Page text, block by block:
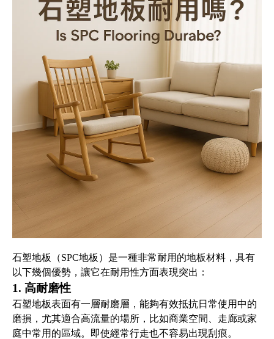
石塑地板（SPC地板）是一種非常耐用的地板材料，具有
以下幾個優勢，讓它在耐用性方面表現突出：
1. 高耐磨性
石塑地板表面有一層耐磨層，能夠有效抵抗日常使用中的
磨損，尤其適合高流量的場所，比如商業空間、走廊或家
庭中常用的區域。即使經常行走也不容易出現刮痕。